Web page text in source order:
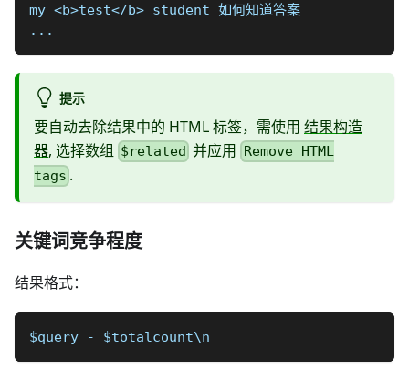
my <b>test</b> student 如何知道答案
...
提示
要自动去除结果中的 HTML 标签，需使用 结果构造
器, 选择数组 $related 并应用 Remove HTML
tags .
关键词竞争程度
结果格式：
$query - $totalcount\n